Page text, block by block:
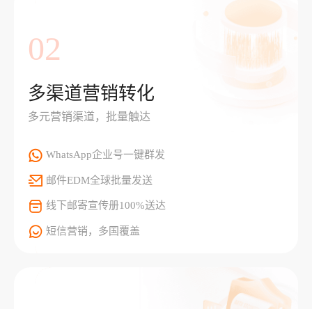
02
多渠道营销转化
多元营销渠道，批量触达
WhatsApp企业号一键群发
邮件EDM全球批量发送
线下邮寄宣传册100%送达
短信营销，多国覆盖